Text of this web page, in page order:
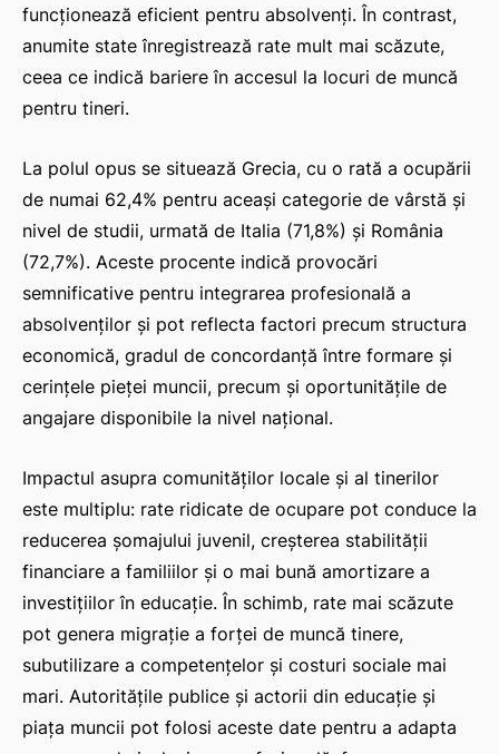
funcționează eficient pentru absolvenți. În contrast,
anumite state înregistrează rate mult mai scăzute,
ceea ce indică bariere în accesul la locuri de muncă
pentru tineri.
La polul opus se situează Grecia, cu o rată a ocupării
de numai 62,4% pentru aceași categorie de vârstă și
nivel de studii, urmată de Italia (71,8%) și România
(72,7%). Aceste procente indică provocări
semnificative pentru integrarea profesională a
absolvenților și pot reflecta factori precum structura
economică, gradul de concordanță între formare și
cerințele pieței muncii, precum și oportunitățile de
angajare disponibile la nivel național.
Impactul asupra comunităților locale și al tinerilor
este multiplu: rate ridicate de ocupare pot conduce la
reducerea șomajului juvenil, creșterea stabilității
financiare a familiilor și o mai bună amortizare a
investițiilor în educație. În schimb, rate mai scăzute
pot genera migrație a forței de muncă tinere,
subutilizare a competențelor și costuri sociale mai
mari. Autoritățile publice și actorii din educație și
piața muncii pot folosi aceste date pentru a adapta